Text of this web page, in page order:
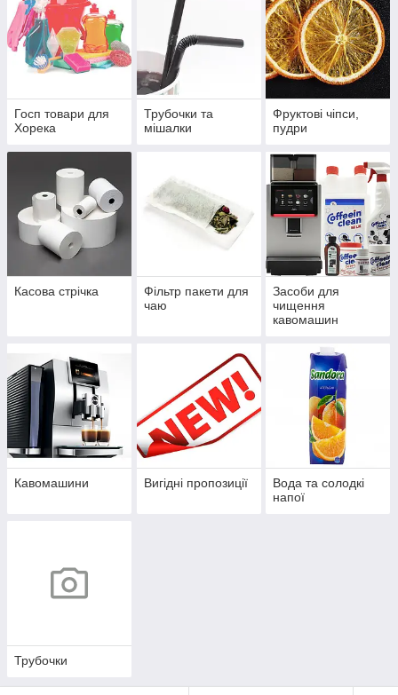
Госп товари для
Хорека
Трубочки та
мішалки
Фруктові чіпси,
пудри
Касова стрічка
Фільтр пакети для
чаю
Засоби для
чищення
кавомашин
Кавомашини Вигідні пропозиції
Вода та солодкі
напої
Трубочки